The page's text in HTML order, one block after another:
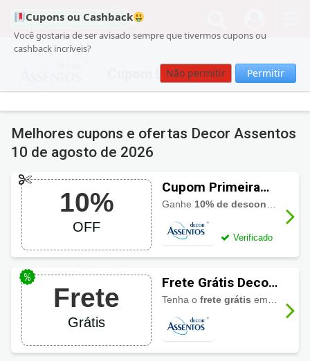
Cupons ou Cashback
Você gostaria de ser avisado sempre que tivermos cupons ou
cashback incríveis?
Não permitir Permitir
Cupom Decor Assentos
Melhores cupons e ofertas Decor Assentos
10 de agosto de 2026
10%
OFF
Cupom Primeira
Compra Decor
Assentos: 10%
OFF
Ganhe 10% de desconto
Verificado
Frete
Grátis
Frete Grátis Decor
Assentos
Tenha ofrete grátis em compras de acima de R$399,00. Válido para as regiões Sul e Sudeste.